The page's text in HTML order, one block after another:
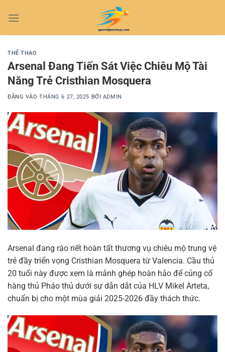
qua
THỂ THAO
Arsenal Đang Tiến Sát Việc Chiêu Mộ Tài
Năng Trẻ Cristhian Mosquera
ĐĂNG VÀOTHÁNG 6 27, 2025 BỞI ADMIN
Arsenal đang ráo riết hoàn tất thương vụ chiêu mộ trung vệ
trẻ đầy triển vọng Cristhian Mosquera từ Valencia. Cầu thủ
20 tuổi này được xem là mảnh ghép hoàn hảo để củng cố
hàng thủ Pháo thủ dưới sự dẫn dắt của HLV Mikel Arteta,
chuẩn bị cho một mùa giải 2025-2026 đầy thách thức.